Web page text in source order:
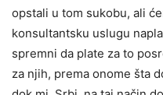
opstali u tom sukobu, ali
konsultantsku uslugu
spremni da plate za to
za njih, prema onome šta